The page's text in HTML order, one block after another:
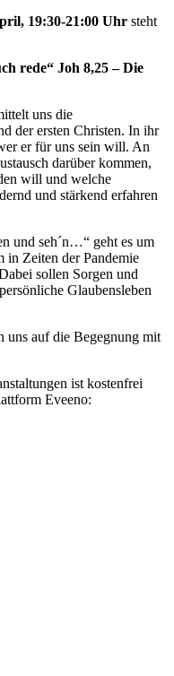
19:30-21:00 Uhr steht
rede“ Joh 8,25 – Die
uns die
der ersten Christen. In ihr
er für uns sein will. An
darüber kommen,
will und welche
und stärkend erfahren
und seh´n…“ geht es um
in Zeiten der Pandemie
sollen Sorgen und
Glaubensleben
uns auf die Begegnung mit
ist kostenfrei
Eveeno: